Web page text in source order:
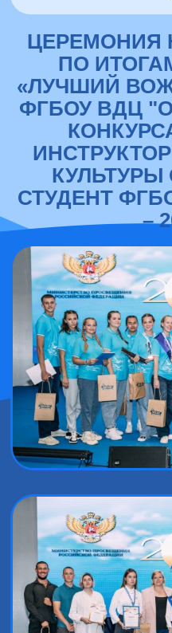
ЦЕРЕМОНИЯ
ПО
«ЛУЧШИЙ
ФГБОУ ВДЦ
КУЛЬТУРЫ
СТУДЕНТ
–